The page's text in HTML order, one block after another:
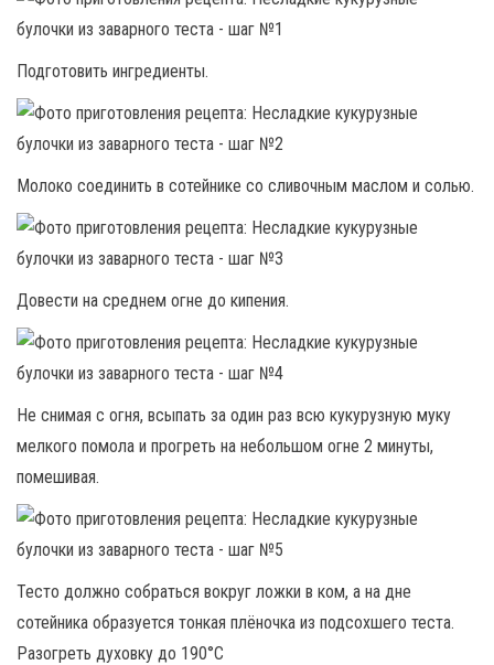
Подготовить ингредиенты.
Молоко соединить в сотейнике со сливочным маслом и солью.
Довести на среднем огне до кипения.
Не снимая с огня, всыпать за один раз всю кукурузную муку
мелкого помола и прогреть на небольшом огне 2 минуты,
помешивая.
Тесто должно собраться вокруг ложки в ком, а на дне
сотейника образуется тонкая плёночка из подсохшего теста.
Разогреть духовку до 190°С